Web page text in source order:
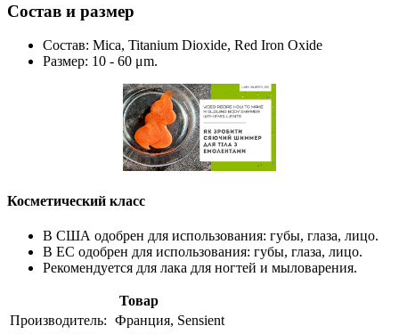
Состав и размер
Состав: Mica, Titanium Dioxide, Red Iron Oxide
Размер: 10 - 60 μm.
Косметический класс
В США одобрен для использования: губы, глаза, лицо.
В ЕС одобрен для использования: губы, глаза, лицо.
Рекомендуется для лака для ногтей и мыловарения.
Товар
Производитель: Франция, Sensient